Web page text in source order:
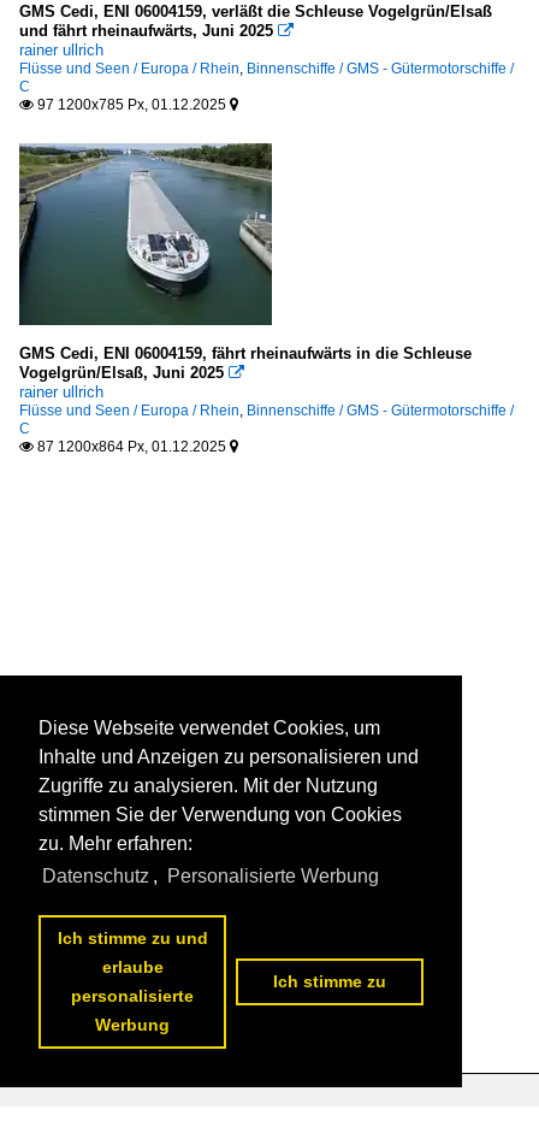
GMS Cedi, ENI 06004159, verläßt die Schleuse Vogelgrün/Elsaß
und fährt rheinaufwärts, Juni 2025 
rainer ullrich
Flüsse und Seen / Europa / Rhein Binnenschiffe / GMS - Gütermotorschiffe /
C
 97 1200x785 Px, 01.12.2025 
GMS Cedi, ENI 06004159, fährt rheinaufwärts in die Schleuse
Vogelgrün/Elsaß, Juni 2025 
rainer ullrich
Flüsse und Seen / Europa / Rhein Binnenschiffe / GMS - Gütermotorschiffe /
C
 87 1200x864 Px, 01.12.2025 
Diese Webseite verwendet Cookies, um
Inhalte und Anzeigen zu personalisieren und
Zugriffe zu analysieren. Mit der Nutzung
stimmen Sie der Verwendung von Cookies
zu. Mehr erfahren:
Datenschutz , Personalisierte Werbung
Ich stimme zu und
erlaube
personalisierte
Werbung
Ich stimme zu